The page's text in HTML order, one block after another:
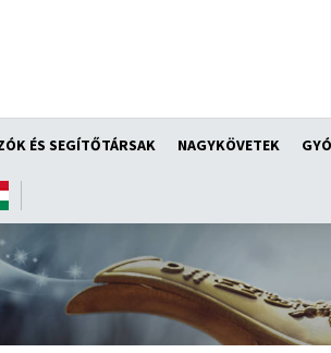
ÉS SEGÍTŐTÁRSAK NAGYKÖVETEK